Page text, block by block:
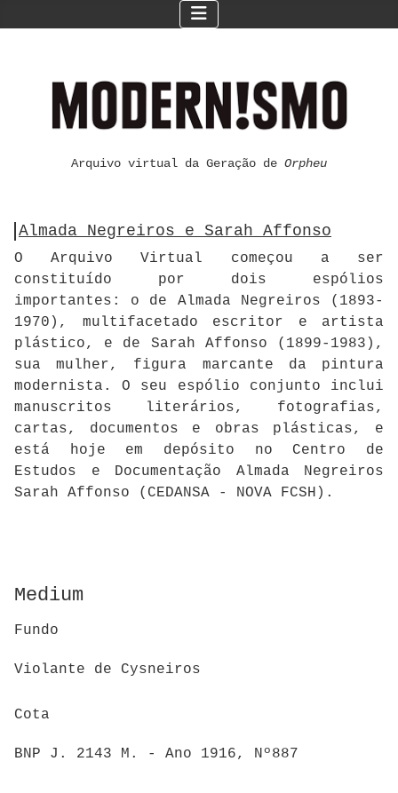
Arquivo virtual da Geração de Orpheu
Almada Negreiros e Sarah Affonso
O Arquivo Virtual começou a ser
constituído por dois espólios
importantes: o de Almada Negreiros (1893-
1970), multifacetado escritor e artista
plástico, e de Sarah Affonso (1899-1983),
sua mulher, figura marcante da pintura
modernista. O seu espólio conjunto inclui
manuscritos literários, fotografias,
cartas, documentos e obras plásticas, e
está hoje em depósito no Centro de
Estudos e Documentação Almada Negreiros
Sarah Affonso (CEDANSA - NOVA FCSH).
Medium
Fundo
Violante de Cysneiros
Cota
BNP J. 2143 M. - Ano 1916, Nº887